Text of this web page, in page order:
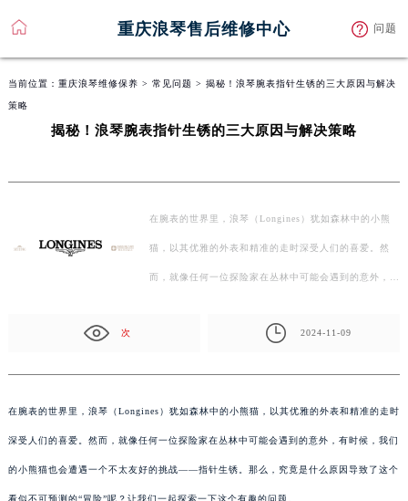
重庆浪琴售后维修中心 问题
当前位置： 重庆浪琴维修保养 > 常见问题 > 揭秘！浪琴腕表指针生锈的三大原因与解决
策略
揭秘！浪琴腕表指针生锈的三大原因与解决策略
在腕表的世界里，浪琴（Longines）犹如森林中的小熊
猫，以其优雅的外表和精准的走时深受人们的喜爱。然
而，就像任何一位探险家在丛林中可能会遇到的意外，有
次 2024-11-09
在腕表的世界里，浪琴（Longines）犹如森林中的小熊猫，以其优雅的外表和精准的走时
深受人们的喜爱。然而，就像任何一位探险家在丛林中可能会遇到的意外，有时候，我们
的小熊猫也会遭遇一个不太友好的挑战——指针生锈。那么，究竟是什么原因导致了这个
看似不可预测的“冒险”呢？让我们一起探索一下这个有趣的问题。